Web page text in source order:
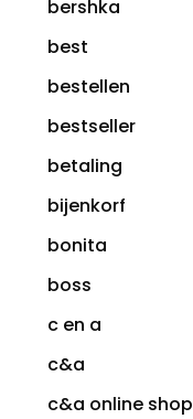
bershka
best
bestellen
bestseller
betaling
bijenkorf
bonita
boss
c en a
c&a
c&a online shop